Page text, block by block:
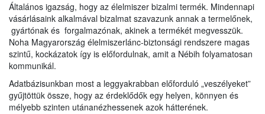
Általános igazság, hogy az élelmiszer bizalmi termék. Mindennapi
vásárlásaink alkalmával bizalmat szavazunk annak a termelőnek,
gyártónak és forgalmazónak, akinek a termékét megvesszük.
Noha Magyarország élelmiszerlánc-biztonsági rendszere magas
szintű, kockázatok így is előfordulnak, amit a Nébih folyamatosan
kommunikál.
Adatbázisunkban most a leggyakrabban előforduló „veszélyeket”
gyűjtöttük össze, hogy az érdeklődők egy helyen, könnyen és
mélyebb szinten utánanézhessenek azok hátterének.